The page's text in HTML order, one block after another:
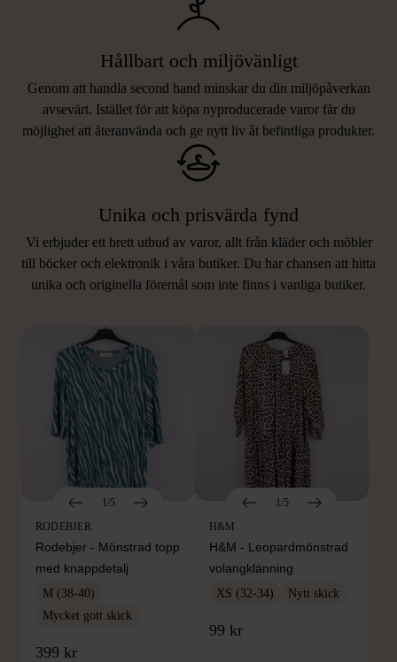
Hållbart och miljövänligt
Genom att handla second hand minskar du din miljöpåverkan
avsevärt. Istället för att köpa nyproducerade varor får du
möjlighet att återanvända och ge nytt liv åt befintliga produkter.
Unika och prisvärda fynd
Vi erbjuder ett brett utbud av varor, allt från kläder och möbler
till böcker och elektronik i våra butiker. Du har chansen att hitta
unika och originella föremål som inte finns i vanliga butiker.
LIKNANDE PRODUKTER
Hitta produkter som påminner om denna
1/5
RODEBJER
Rodebjer - Mönstrad topp
med knappdetalj
M (38-40)
Mycket gott skick
399 kr
1/5
H&M
H&M - Leopardmönstrad
volangklänning
XS (32-34) Nytt skick
99 kr